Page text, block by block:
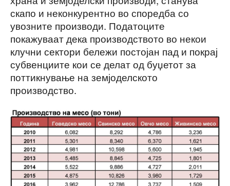
скапо и неконкурентно во споредба со
увозните производи. Податоците
покажуваат дека производството во некои
клучни сектори бележи постојан пад и покрај
субвенциите кои се делат од буџетот за
поттикнување на земјоделското
производство.